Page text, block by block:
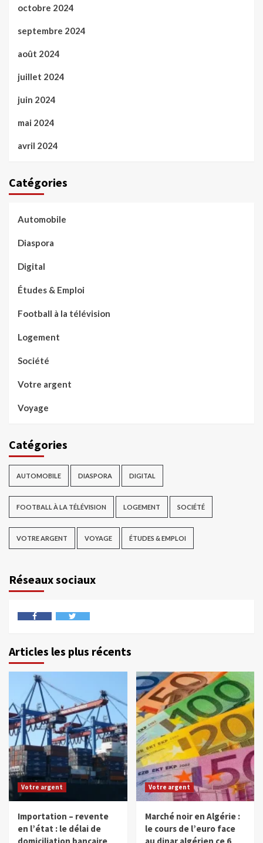
octobre 2024
septembre 2024
août 2024
juillet 2024
juin 2024
mai 2024
avril 2024
Catégories
Automobile
Diaspora
Digital
Études & Emploi
Football à la télévision
Logement
Société
Votre argent
Voyage
Catégories
AUTOMOBILE DIASPORA DIGITAL
FOOTBALL À LA TÉLÉVISION LOGEMENT SOCIÉTÉ
VOTRE ARGENT VOYAGE ÉTUDES & EMPLOI
Réseaux sociaux
Articles les plus récents
Votre argent
Importation – revente
en l’état : le délai de
domiciliation bancaire
Votre argent
Marché noir en Algérie :
le cours de l’euro face
au dinar algérien ce 6